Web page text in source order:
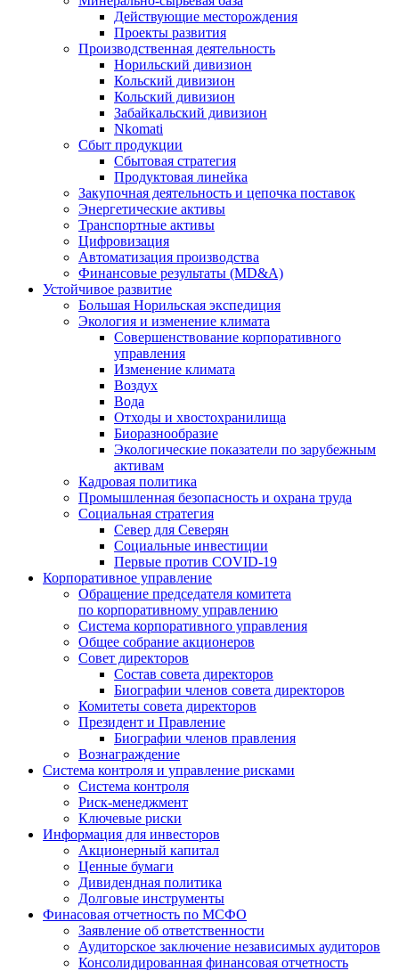
Действующие месторождения
Проекты развития
Производственная деятельность
Норильский дивизион
Кольский дивизион
Кольский дивизион
Забайкальский дивизион
Nkomati
Сбыт продукции
Сбытовая стратегия
Продуктовая линейка
Закупочная деятельность и цепочка поставок
Энергетические активы
Транспортные активы
Цифровизация
Автоматизация производства
Финансовые результаты (MD&A)
Устойчивое развитие
Большая Норильская экспедиция
Экология и изменение климата
Совершенствование корпоративного
управления
Изменение климата
Воздух
Вода
Отходы и хвостохранилища
Биоразнообразие
Экологические показатели по зарубежным
активам
Кадровая политика
Промышленная безопасность и охрана труда
Социальная стратегия
Север для Северян
Социальные инвестиции
Первые против COVID‑19
Корпоративное управление
Обращение председателя комитета
по корпоративному управлению
Система корпоративного управления
Общее собрание акционеров
Совет директоров
Состав совета директоров
Биографии членов совета директоров
Комитеты совета директоров
Президент и Правление
Биографии членов правления
Вознаграждение
Система контроля и управление рисками
Система контроля
Риск-менеджмент
Ключевые риски
Информация для инвесторов
Акционерный капитал
Ценные бумаги
Дивидендная политика
Долговые инструменты
Финасовая отчетность по МСФО
Заявление об ответственности
Аудиторское заключение независимых аудиторов
Консолидированная финансовая отчетность